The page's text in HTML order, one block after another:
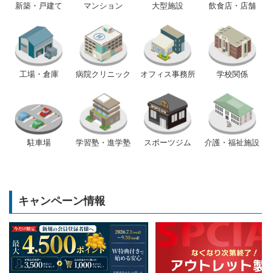
新築・戸建て マンション 大型施設 飲食店・店舗
工場・倉庫 病院クリニック オフィス事務所 学校関係
駐車場 学習塾・進学塾 スポーツジム 介護・福祉施設
キャンペーン情報